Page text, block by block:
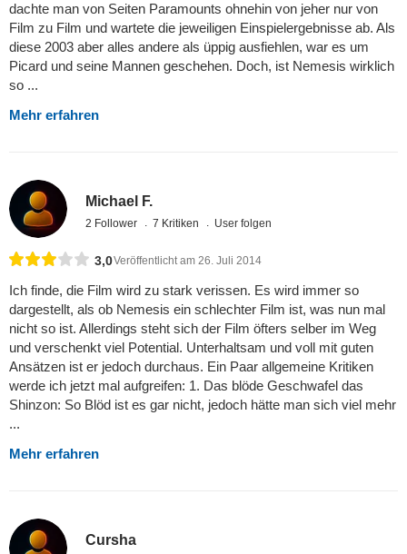
dachte man von Seiten Paramounts ohnehin von jeher nur von
Film zu Film und wartete die jeweiligen Einspielergebnisse ab. Als
diese 2003 aber alles andere als üppig ausfiehlen, war es um
Picard und seine Mannen geschehen. Doch, ist Nemesis wirklich
so ...
Mehr erfahren
Michael F.
2 Follower 7 Kritiken User folgen
3,0Veröffentlicht am 26. Juli 2014
Ich finde, die Film wird zu stark verissen. Es wird immer so
dargestellt, als ob Nemesis ein schlechter Film ist, was nun mal
nicht so ist. Allerdings steht sich der Film öfters selber im Weg
und verschenkt viel Potential. Unterhaltsam und voll mit guten
Ansätzen ist er jedoch durchaus. Ein Paar allgemeine Kritiken
werde ich jetzt mal aufgreifen: 1. Das blöde Geschwafel das
Shinzon: So Blöd ist es gar nicht, jedoch hätte man sich viel mehr
...
Mehr erfahren
Cursha